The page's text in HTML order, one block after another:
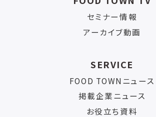
セミナー情報
アーカイブ動画
SERVICE
FOOD TOWNニュース
掲載企業ニュース
お役立ち資料